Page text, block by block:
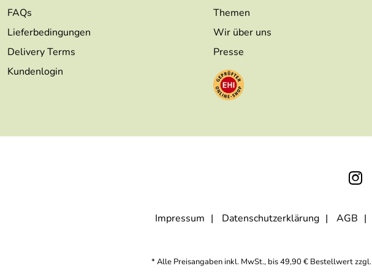
FAQs
Lieferbedingungen
Delivery Terms
Kundenlogin
Themen
Wir über uns
Presse
Impressum Datenschutzerklärung AGB
* Alle Preisangaben inkl. MwSt., bis 49,90 € Bestellwert zzgl.